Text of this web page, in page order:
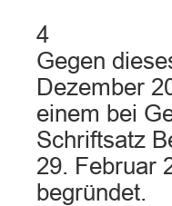
4
Gegen
Dezember
einem bei
Schriftsatz
29. Februar
begründet.